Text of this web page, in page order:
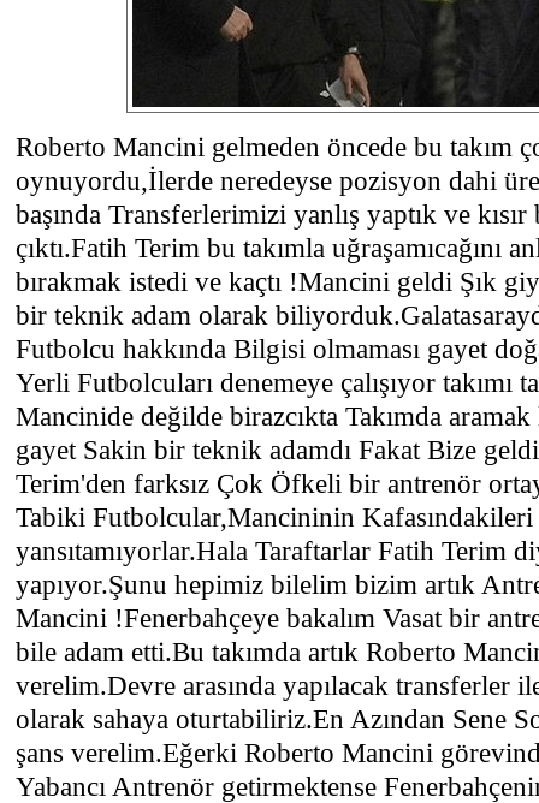
Roberto Mancini gelmeden öncede bu takım
oynuyordu,İlerde neredeyse pozisyon dahi
başında Transferlerimizi yanlış yaptık ve
çıktı.Fatih Terim bu takımla uğraşamıcağını
bırakmak istedi ve kaçtı !Mancini geldi Şık
bir teknik adam olarak
Futbolcu hakkında Bilgisi olmaması gayet
Yerli Futbolcuları denemeye çalışıyor takımı
Mancinide değilde birazcıkta Takımda
gayet Sakin bir teknik adamdı Fakat Bize
Terim'den farksız Çok Öfkeli bir antrenör
Tabiki Futbolcular,Mancininin Kafasındakileri
yansıtamıyorlar.Hala Taraftarlar Fatih Terim
yapıyor.Şunu hepimiz bilelim bizim artık
Mancini !Fenerbahçeye bakalım Vasat bir
bile adam etti.Bu takımda artık Roberto
verelim.Devre arasında yapılacak transferler
olarak sahaya oturtabiliriz.En Azından Sene
şans verelim.Eğerki Roberto Mancini
Yabancı Antrenör getirmektense